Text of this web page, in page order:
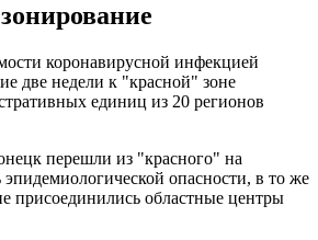
коронавирусной инфекцией
две недели к "красной" зоне
единиц из 20 регионов
перешли из "красного" на
опасности, в то же
присоединились областные центры